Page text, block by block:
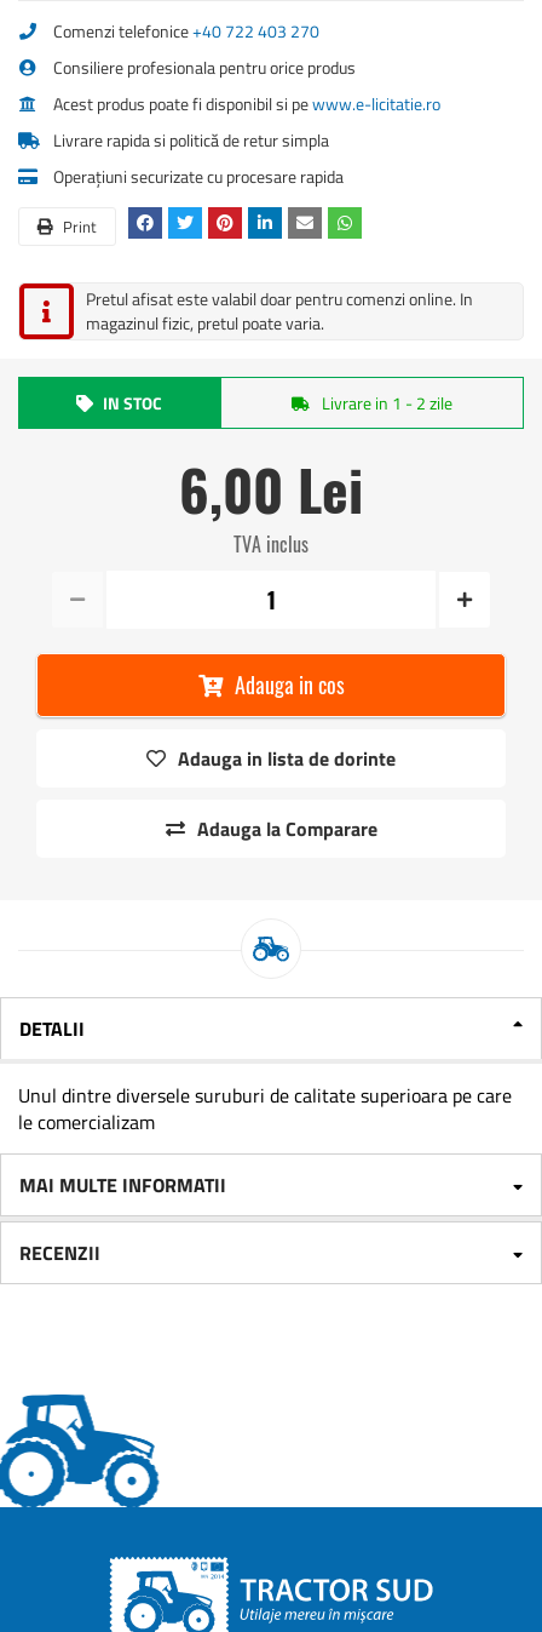
Comenzi telefonice+40 722 403 270
Consiliere profesionala pentru orice produs
Acest produs poate fi disponibil si pewww.e-licitatie.ro
Livrare rapida si politică de retur simpla
Operațiuni securizate cu procesare rapida
Print
Pretul afisat este valabil doar pentru comenzi online. In
magazinul fizic, pretul poate varia.
IN STOC Livrare in 1 - 2 zile
6,00 Lei
TVA inclus
Adauga in cos
Adauga in lista de dorinte
Adauga la Comparare
DETALII
Unul dintre diversele suruburi de calitate superioara pe care
le comercializam
MAI MULTE INFORMATII
RECENZII